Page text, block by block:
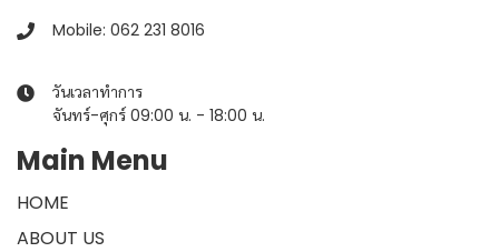
Mobile: 062 231 8016
วันเวลาทำการ
จันทร์-ศุกร์ 09:00 น. - 18:00 น.
Main Menu
HOME
ABOUT US